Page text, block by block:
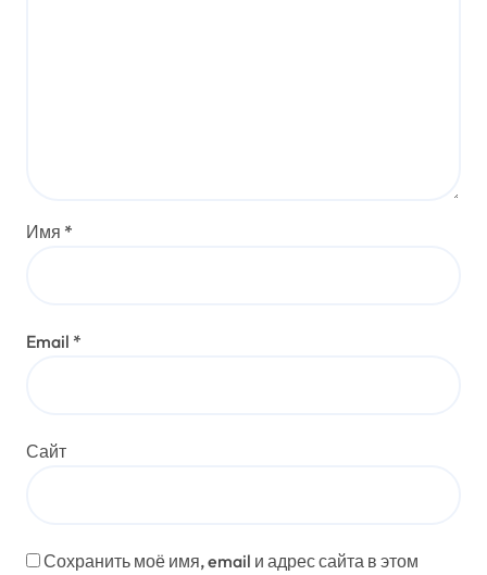
Имя *
Email *
Сайт
Сохранить моё имя, email и адрес сайта в этом